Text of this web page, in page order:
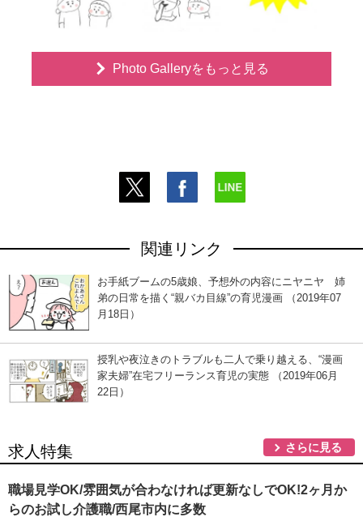
Photo Galleryをもっと見る
関連リンク
お手紙ブームの5歳娘、予想外の内容にニヤニヤ 姉
弟の日常を描く“親バカ目線”の育児漫画 （2019年07
月18日）
授乳や夜泣きのトラブルも二人で乗り越える、“漫画
家夫婦”在宅フリーランス育児の実態 （2019年06月
22日）
求人特集 さらに見る
職場見学OK/雰囲気が合わなければ更新なしでOK!2ヶ月か
らのお試し介護職/西尾市内に多数